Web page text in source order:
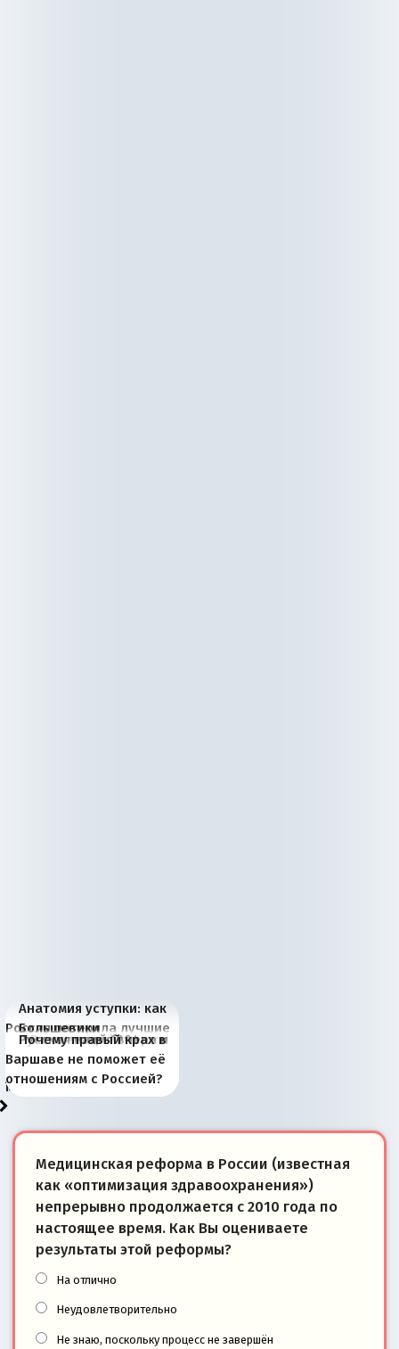
Анатомия уступки: как
Россия потеряла лучшие
рыбопромысловые
районы Баренцева
моря
Большевики
отличаются от «Яблока»
тем, что они -
победители
Киевская марионетка
Запада рассказала о
«переобувании» хозяев
В России назрели
перемены: 15 шагов к
суверенной экономике
Миграционный пожар
Европы
Россия начинает
сбрасывать балласт
Анкориджа
Россия зимой 1904
года: первые уступки во
внутренней политике
Русская нация вчера и
сегодня
Почему правый крах в
Варшаве не поможет её
отношениям с Россией?
Медицинская реформа в России (известная
как «оптимизация здравоохранения»)
непрерывно продолжается с 2010 года по
настоящее время. Как Вы оцениваете
результаты этой реформы?
На отлично
Неудовлетворительно
Не знаю, поскольку процесс не завершён